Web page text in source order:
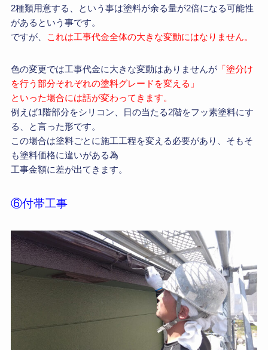
2種類用意する、という事は塗料が余る量が2倍になる可能性
があるという事です。
ですが、
これは工事代金全体の大きな変動にはなりません。
色の変更では工事代金に大きな変動はありませんが「塗分け
を行う部分それぞれの塗料グレードを変える」
といった場合には話が変わってきます。
例えば1階部分をシリコン、日の当たる2階をフッ素塗料にす
る、と言った形です。
この場合は塗料ごとに施工工程を変える必要があり、そもそ
も塗料価格に違いがある為
工事金額に差が出てきます。
⑥付帯工事